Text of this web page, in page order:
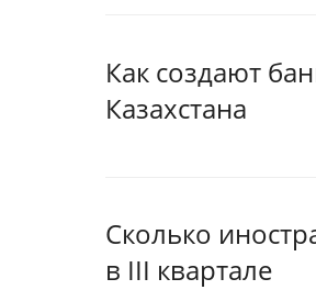
Как создают
Казахстана
Сколько
в III квартале